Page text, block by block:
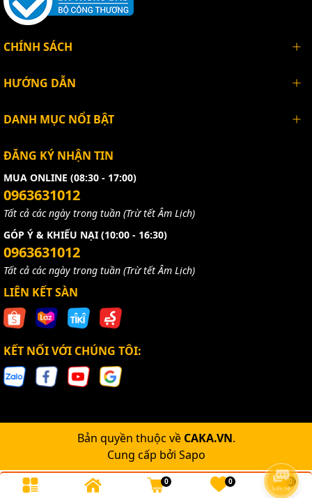
CHÍNH SÁCH
HƯỚNG DẪN
DANH MỤC NỔI BẬT
ĐĂNG KÝ NHẬN TIN
MUA ONLINE (08:30 - 17:00)
0963631012
Tất cả các ngày trong tuần (Trừ tết Âm Lịch)
GÓP Ý & KHIẾU NẠI (10:00 - 16:30)
0963631012
Tất cả các ngày trong tuần (Trừ tết Âm Lịch)
LIÊN KẾT SÀN
KẾT NỐI VỚI CHÚNG TÔI:
Bản quyền thuộc về CAKA.VN.
Cung cấp bởi Sapo
0 0 0